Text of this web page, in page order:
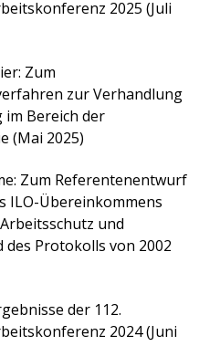
2025 (Juli
Zum
zur Verhandlung
im Bereich der
(Mai 2025)
Zum Referentenentwurf
ILO-Übereinkommens
und
Protokolls von 2002
der 112.
2024 (Juni